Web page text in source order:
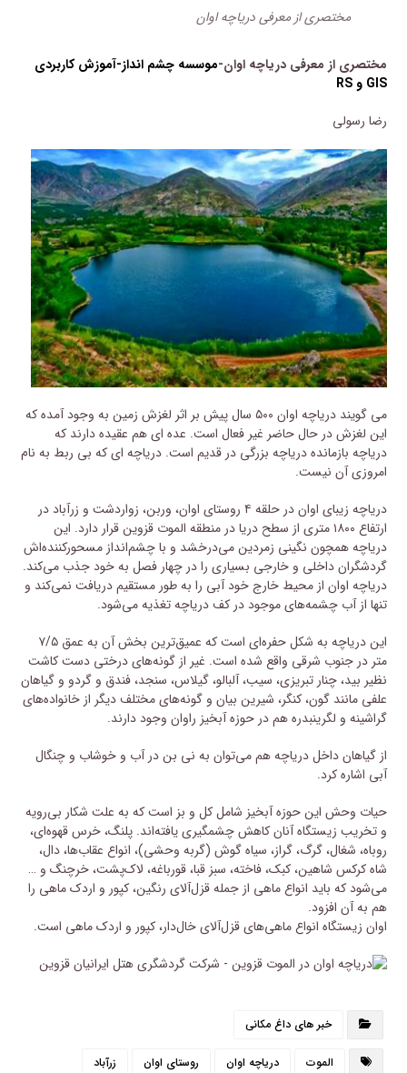
مختصری از معرفی دریاچه اوان
مختصری از معرفی دریاچه اوان-موسسه چشم انداز-آموزش کاربردی
GIS و RS
رضا رسولی
می گویند دریاچه اوان ۵۰۰ سال پیش بر اثر لغزش زمین به وجود آمده که
این لغزش در حال حاضر غیر فعال است. عده ای هم عقیده دارند که
دریاچه بازمانده دریاچه بزرگی در قدیم است. دریاچه ای که بی ربط به نام
امروزی آن نیست.
دریاچه زیبای اوان در حلقه ۴ روستای اوان،‌ وربن، زواردشت و زرآباد در
ارتفاع ۱۸۰۰ متری از سطح دریا در منطقه الموت قزوین قرار دارد. این
دریاچه همچون نگینی زمردین می‌درخشد و با چشم‌انداز مسحورکننده‌اش
گردشگران داخلی و خارجی بسیاری را در چهار فصل به خود جذب می‌کند.
دریاچه اوان از محیط خارج خود آبی را به طور مستقیم دریافت نمی‌کند و
تنها از آب چشمه‌های موجود در کف دریاچه تغذیه می‌شود.
این دریاچه به شکل حفره‌ای است که عمیق‌ترین بخش آن به عمق ۷/۵
متر در جنوب شرقی واقع شده است. غیر از گونه‌های درختی دست کاشت‌
نظیر بید، چنار تبریزی، سیب، آلبالو، گیلاس، سنجد، فندق و گردو و گیاهان
علفی مانند گون، کنگر، شیرین بیان و گونه‌های مختلف دیگر از خانواده‌های
گراشینه و لگرینبدره هم در حوزه آبخیز راوان وجود دارند.
از گیاهان داخل دریاچه هم می‌توان به نی بن در آب و خوشاب و چنگال
آبی اشاره کرد.
حیات ‌وحش این حوزه آبخیز شامل کل و بز است که به علت شکار بی‌رویه
و تخریب زیستگاه آنان کاهش چشمگیری یافته‌اند. پلنگ، خرس قهوه‌ای،
روباه، شغال، گرگ، گراز، سیاه گوش (گربه وحشی)، انواع عقاب‌ها، دال،
شاه کرکس شاهین، کبک، فاخته، سبز قبا، قورباغه، لاک‌پشت، خرچنگ و …
می‌شود که باید انواع ماهی از جمله قزل‌آلای رنگین، کپور و اردک ماهی را
هم به آن افزود.
اوان زیستگاه انواع ماهی‌های قزل‌آلای خال‌دار، کپور و اردک ماهی است.
خبر های داغ مکانی
الموت دریاچه اوان روستای اوان زرآباد